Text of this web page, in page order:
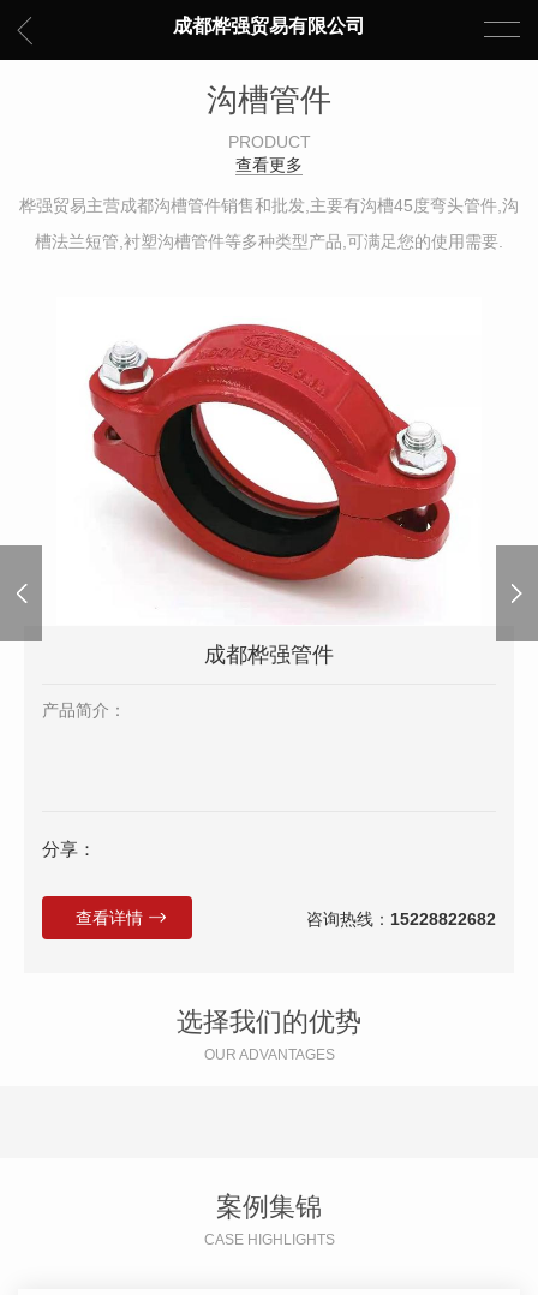
成都桦强贸易有限公司
沟槽管件
PRODUCT
查看更多
桦强贸易主营成都沟槽管件销售和批发,主要有沟槽45度弯头管件,沟
槽法兰短管,衬塑沟槽管件等多种类型产品,可满足您的使用需要.
成都桦强管件
产品简介：
分享：
查看详情 咨询热线： 15228822682
选择我们的优势
OUR ADVANTAGES
案例集锦
CASE HIGHLIGHTS